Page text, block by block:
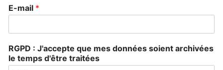
E-mail *
RGPD : J'accepte que mes données soient archivées
le temps d'être traitées